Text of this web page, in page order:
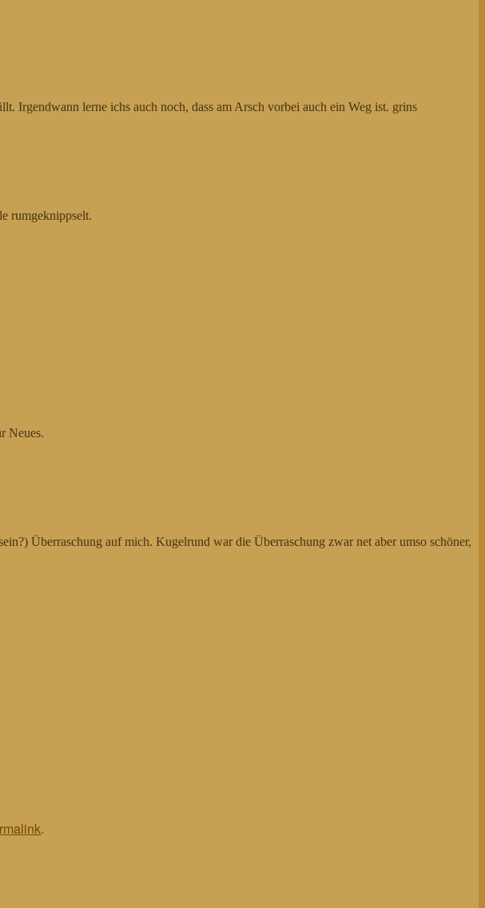
Irgendwann lerne ichs auch noch, dass am Arsch vorbei auch ein Weg ist. grins
rumgeknippselt.
Neues.
Überraschung auf mich. Kugelrund war die Überraschung zwar net aber umso schöner,
.